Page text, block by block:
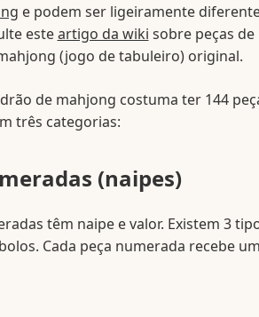
e podem ser ligeiramente
esteartigo da wiki sobre peças
(jogo de tabuleiro) original.
de mahjong costuma ter 144
três categorias:
(naipes)
têm naipe e valor. Existem 3
Cada peça numerada recebe